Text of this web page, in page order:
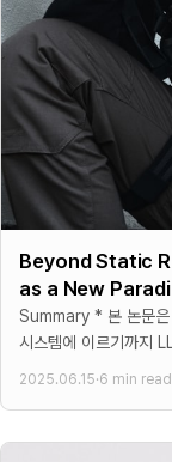
Beyond Static
as a New
Summary * 본 논문은 단순한 데이터 처리기부터 복잡한 다중 에이전트
시스템에 이르기까지
2025.06.15·6 min read